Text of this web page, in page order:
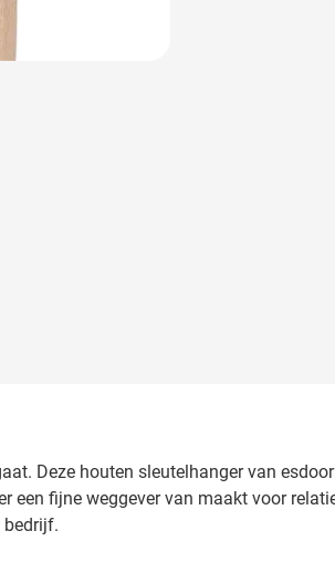
Deze houten sleutelhanger van
een fijne weggever van maakt voor
bedrijf.